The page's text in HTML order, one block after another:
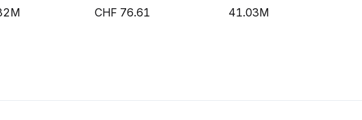
76.61 41.03M